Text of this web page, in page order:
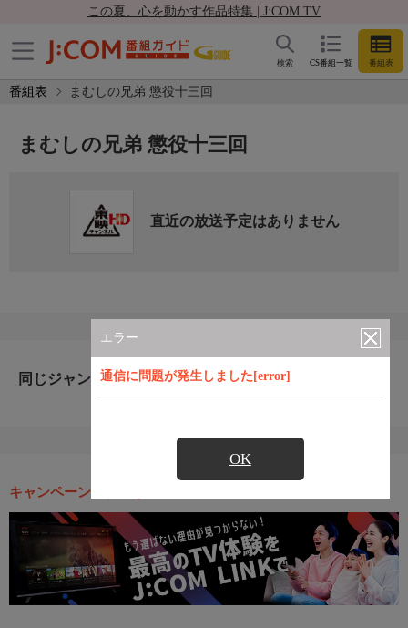
この夏、心を動かす作品特集 | J:COM TV
CS番組一覧 番組表
検索
番組表 まむしの兄弟 懲役十三回
エラー
通信に問題が発生しました[error]
OK
まむしの兄弟 懲役十三回
直近の放送予定はありません
同じジャンルのおすすめ番組
キャンペーン・お得な情報